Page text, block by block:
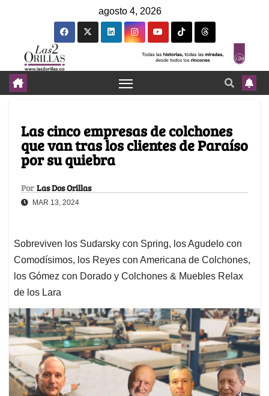
agosto 4, 2026
Las cinco empresas de colchones
que van tras los clientes de Paraíso
por su quiebra
Por Las Dos Orillas
MAR 13, 2024
Sobreviven los Sudarsky con Spring, los Agudelo con
Comodísimos, los Reyes con Americana de Colchones,
los Gómez con Dorado y Colchones & Muebles Relax
de los Lara